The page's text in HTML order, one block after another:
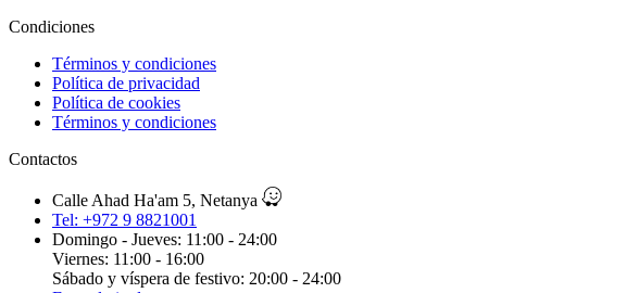
Condiciones
Términos y condiciones
Política de privacidad
Política de cookies
Términos y condiciones
Contactos
Calle Ahad Ha'am 5, Netanya
Tel: +972 9 8821001
Domingo - Jueves: 11:00 - 24:00
Viernes: 11:00 - 16:00
Sábado y víspera de festivo: 20:00 - 24:00